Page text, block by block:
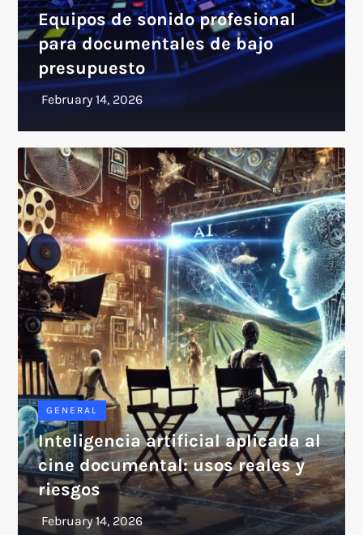
Equipos de sonido profesional
para documentales de bajo
presupuesto
GENERAL
Inteligencia artificial aplicada al
cine documental: usos reales y
riesgos